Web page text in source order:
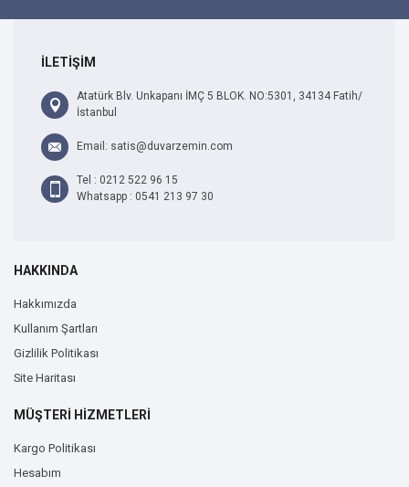
İLETİŞİM
Atatürk Blv. Unkapanı İMÇ 5 BLOK. NO:5301, 34134 Fatih/
İstanbul
Email: satis@duvarzemin.com
Tel : 0212 522 96 15
Whatsapp : 0541 213 97 30
HAKKINDA
Hakkımızda
Kullanım Şartları
Gizlilik Politikası
Site Haritası
MÜŞTERİ HİZMETLERİ
Kargo Politikası
Hesabım